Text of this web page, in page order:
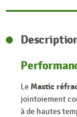
LeMastic
jointoiement
à de hautes